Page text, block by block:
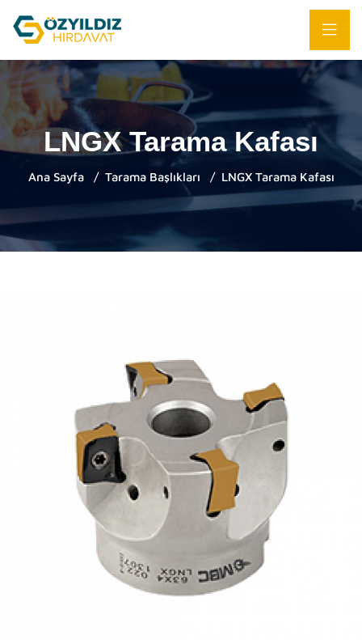
LNGX Tarama Kafası
Ana Sayfa Tarama Başlıkları LNGX Tarama Kafası